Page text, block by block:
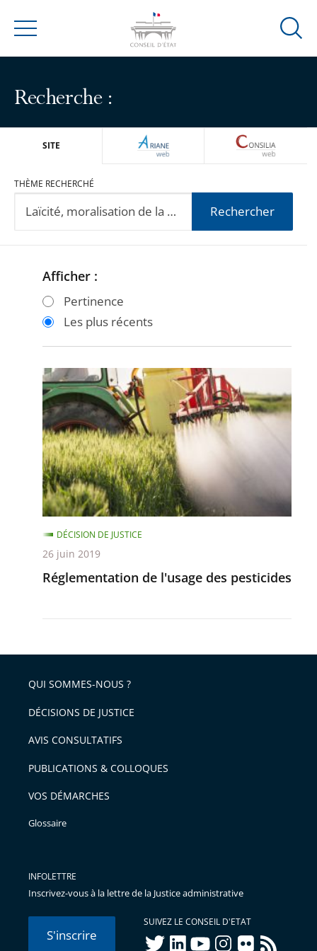
Menu
Ouvrir
Recherche :
SITE ARIANEWEB
THÈME RECHERCHÉ
Rechercher
Passer
filtres
après
Passer
filtres
avant
Afficher :
Pertinence
Les plus récents
Réglementation
de
l'usage
des
pesticides
Réglementation de l'usage des pesticides
DÉCISION DE JUSTICE
26 juin 2019
QUI SOMMES-NOUS ?
DÉCISIONS DE JUSTICE
AVIS CONSULTATIFS
PUBLICATIONS & COLLOQUES
VOS DÉMARCHES
Glossaire
INFOLETTRE
Inscrivez-vous à la lettre de la Justice administrative
S'inscrire
SUIVEZ LE CONSEIL D'ETAT
twitterlinkedInyoutubeinstagram
flickr rss